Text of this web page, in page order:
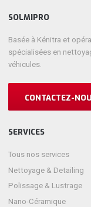
SOLMIPRO
Basée à Kénitra et
spécialisées en
véhicules.
CONTACTEZ-
SERVICES
Tous nos services
Nettoyage & Detailing
Polissage & Lustrage
Nano-Céramique